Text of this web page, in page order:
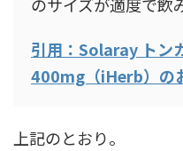
引用：Solaray トン
400mg（iHerb）の
上記のとおり。